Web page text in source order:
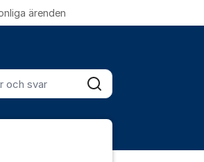
Sök
ärendenFler supportlänkar